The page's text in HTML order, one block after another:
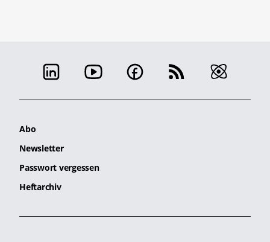
Abo
Newsletter
Passwort vergessen
Heftarchiv